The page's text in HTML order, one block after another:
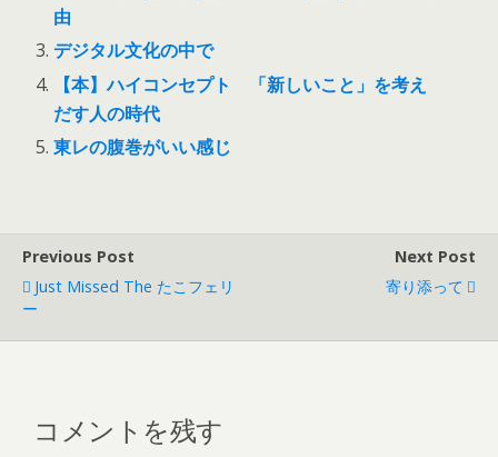
由
デジタル文化の中で
【本】ハイコンセプト 「新しいこと」を考え
だす人の時代
東レの腹巻がいい感じ
Previous Post
Just Missed The たこフェリ
ー
Next Post
寄り添って
コメントを残す